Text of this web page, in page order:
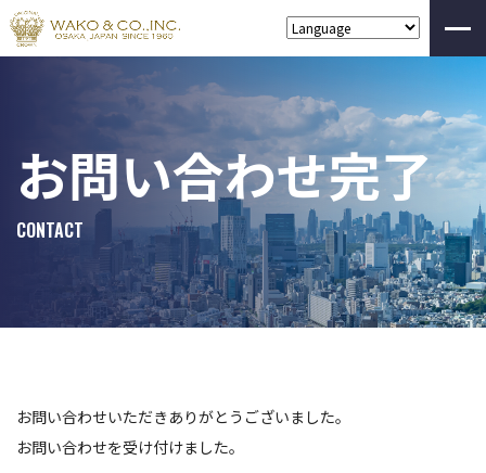
お問い合わせ完了
CONTACT
お問い合わせいただきありがとうございました。
お問い合わせを受け付けました。